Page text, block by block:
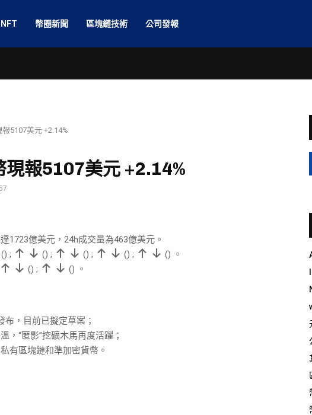
NFT 幣圈新聞 區塊鏈技術 公司發報
5107美元 +2.14%
現報5107美元 +2.14%
1723億美元，24h成交量為463億美元。
() ; () ; () ; () ; () 。
() ; () 。
，目前已擬定草案；
，“匿影”挖礦木馬再度活躍；
有區塊鏈和準加密貨幣。